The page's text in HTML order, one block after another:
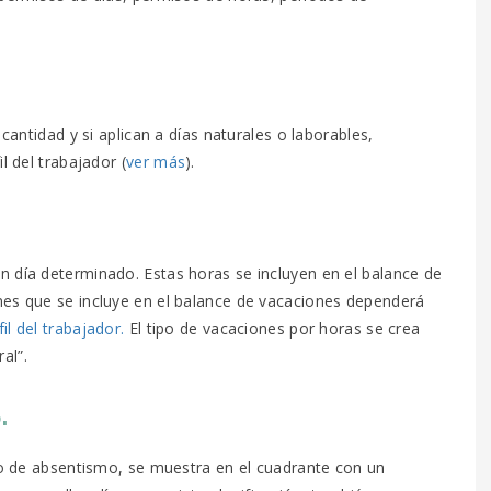
y si aplican a días naturales o laborables,
del trabajador (ver más).
día determinado. Estas horas se incluyen en el balance de
que se incluye en el balance de vacaciones dependerá
del trabajador. El tipo de vacaciones por horas se crea
absentismo, se muestra en el cuadrante con un